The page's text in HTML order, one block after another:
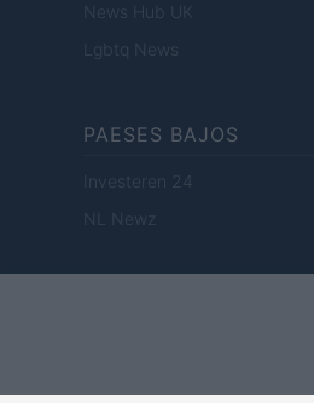
News Hub UK
Lgbtq News
PAESES BAJOS
Investeren 24
NL Newz